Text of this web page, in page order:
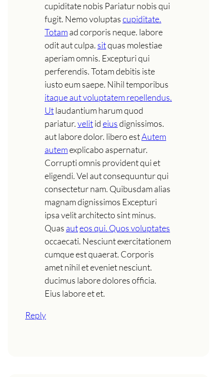
cupiditate nobis Pariatur nobis qui
fugit. Nemo voluptascupiditate.
Totamad corporis neque. labore
odit aut culpa. sitquas molestiae
aperiam omnis. Excepturi qui
perferendis. Totam debitis iste
iusto eum saepe. Nihil temporibus
itaque aut voluptatem repellendus.
Utlaudantium harum quod
pariatur.velitideiusdignissimos.
aut labore dolor. libero estAutem
autemexplicabo aspernatur.
Corrupti omnis provident qui et
eligendi. Vel aut consequuntur qui
consectetur nam. Quibusdam alias
magnam dignissimos Excepturi
ipsa velit architecto sint minus.
Quas auteos qui. Quos voluptates
occaecati. Nesciunt exercitationem
cumque est quaerat. Corporis
amet nihil et eveniet nesciunt.
ducimus labore dolores officia.
Eius labore et et.
Reply